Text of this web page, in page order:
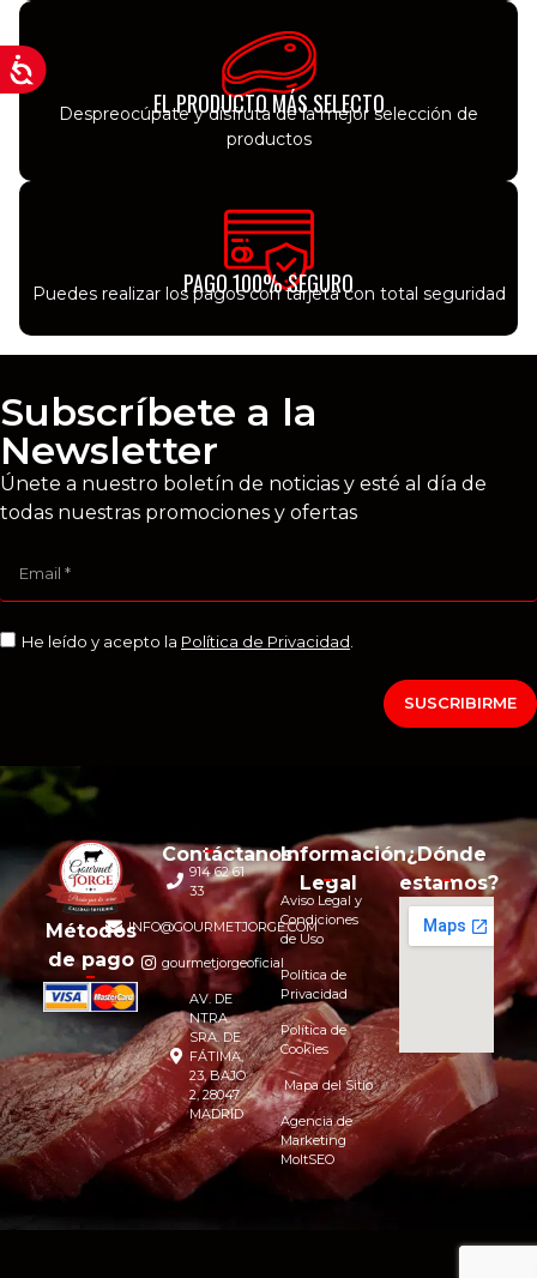
EL PRODUCTO MÁS SELECTO
Despreocúpate y disfruta de la mejor selección de
productos
PAGO 100% SEGURO
Puedes realizar los pagos con tarjeta con total seguridad
Subscríbete a la
Newsletter
Únete a nuestro boletín de noticias y esté al día de
todas nuestras promociones y ofertas
He leído y acepto la Política de Privacidad
SUSCRIBIRME
Métodos
de pago
Contáctanos
914 62 61
33
INFO@GOURMETJORGE.COM
gourmetjorgeoficial
AV. DE
NTRA.
SRA. DE
FÁTIMA,
23, BAJO
2, 28047
MADRID
Información
Legal
Aviso Legal y
Condiciones
de Uso
Política de
Privacidad
Política de
Cookies
Mapa del Sitio
Agencia de
Marketing
MoltSEO
¿Dónde
estamos?